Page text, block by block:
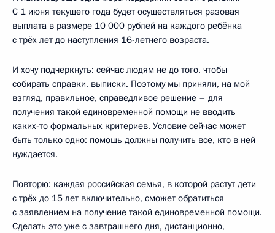
С 1 июня текущего года будет осуществляться разовая
выплата в размере 10 000 рублей на каждого ребёнка
с трёх лет до наступления 16-летнего возраста.
И хочу подчеркнуть: сейчас людям не до того, чтобы
собирать справки, выписки. Поэтому мы приняли, на мой
взгляд, правильное, справедливое решение – для
получения такой единовременной помощи не вводить
каких-то формальных критериев. Условие сейчас может
быть только одно: помощь должны получить все, кто в ней
нуждается.
Повторю: каждая российская семья, в которой растут дети
с трёх до 15 лет включительно, сможет обратиться
с заявлением на получение такой единовременной помощи.
Сделать это уже с завтрашнего дня, дистанционно,